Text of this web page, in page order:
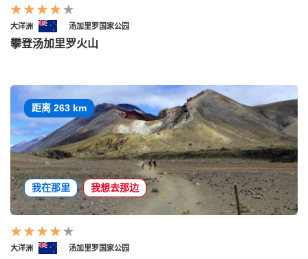
大洋洲 汤加里罗国家公园
攀登汤加里罗火山
距离 263 km
我在那里 我想去那边
大洋洲 汤加里罗国家公园